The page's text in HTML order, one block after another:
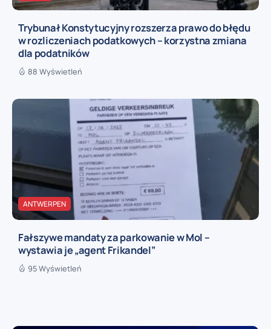
Trybunał Konstytucyjny rozszerza prawo do błędu
w rozliczeniach podatkowych – korzystna zmiana
dla podatników
88 Wyświetleń
ANTWERPEN
Fałszywe mandaty za parkowanie w Mol –
wystawia je „agent Frikandel”
95 Wyświetleń